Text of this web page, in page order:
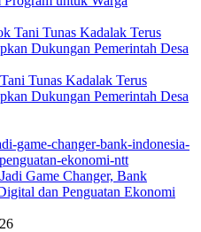
Tunas Kadalak Terus
Dukungan Pemerintah Desa
Game Changer, Bank
dan Penguatan Ekonomi